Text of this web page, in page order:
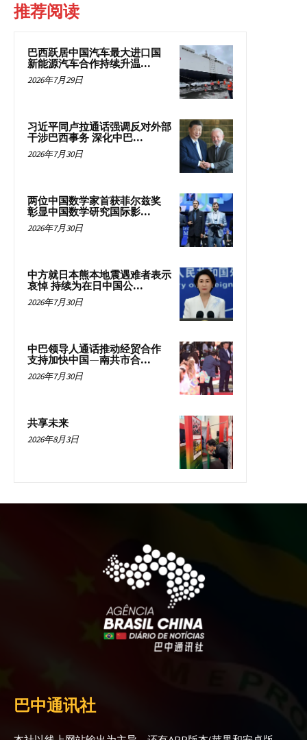
推荐阅读
巴西跃居中国汽车最大进口国
新能源汽车合作持续升温...
2026年7月29日
习近平同卢拉通话强调反对外部
干涉巴西事务 深化中巴...
2026年7月30日
两位中国数学家首获菲尔兹奖
彰显中国数学研究国际影...
2026年7月30日
中方就日本熊本地震遇难者表示
哀悼 持续为在日中国公...
2026年7月30日
中巴领导人通话推动经贸合作
支持加快中国—南共市合...
2026年7月30日
共享未来
2026年8月3日
巴中通讯社